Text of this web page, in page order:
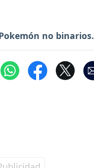
no binarios.